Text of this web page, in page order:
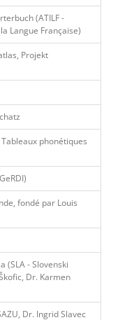
(ATILF -
Langue Franҫaise)
Projekt
phonétiques
fondé par Louis
(SLA - Slovenski
Dr. Karmen
Dr. Ingrid Slavec